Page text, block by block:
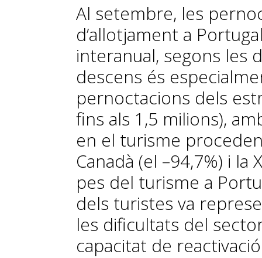
Al setembre, les
d’allotjament a
interanual, segons les
descens és
pernoctacions dels
fins als 1,5 milions),
en el turisme
Canadà (el –94,7%) i la
pes del turisme a
dels turistes va
les dificultats del
capacitat de